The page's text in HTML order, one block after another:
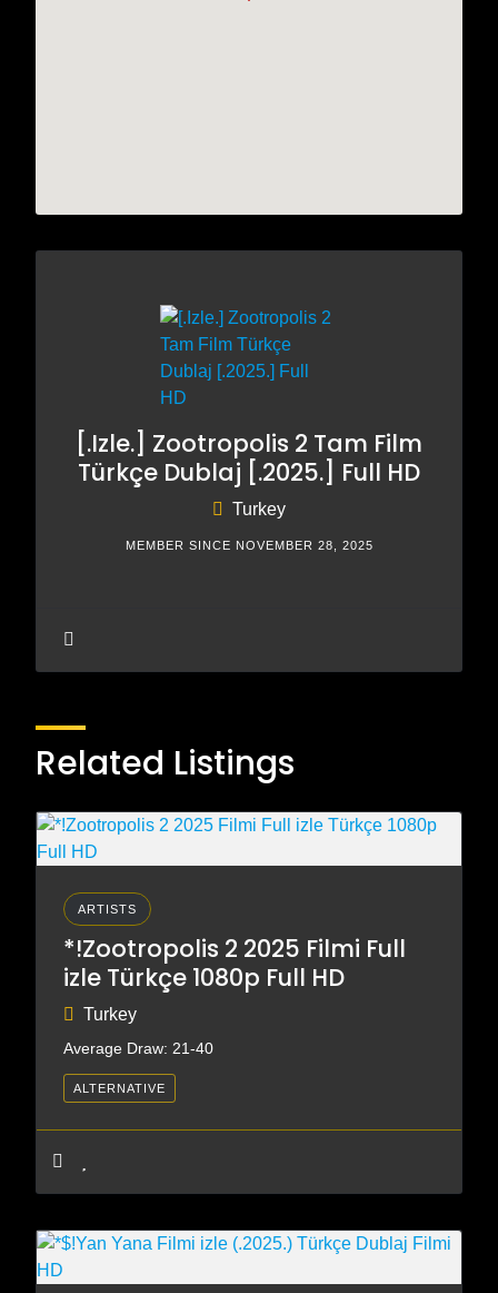
[.Izle.] Zootropolis 2 Tam Film
Türkçe Dublaj [.2025.] Full HD
Turkey
MEMBER SINCE NOVEMBER 28, 2025
Related Listings
ARTISTS
*!Zootropolis 2 2025 Filmi Full
izle Türkçe 1080p Full HD
Turkey
Average Draw: 21-40
ALTERNATIVE